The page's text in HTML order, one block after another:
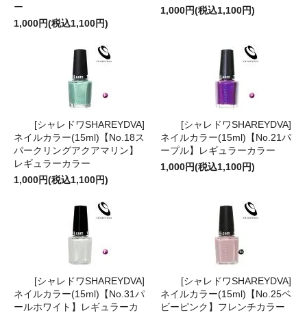
ー
1,000円(税込1,100円)
1,000円(税込1,100円)
[シャレドワSHAREYDVA]
ネイルカラー(15ml)【No.18ス
パークリングアクアマリン】
レギュラーカラー
1,000円(税込1,100円)
[シャレドワSHAREYDVA]
ネイルカラー(15ml)【No.21パ
ープル】レギュラーカラー
1,000円(税込1,100円)
[シャレドワSHAREYDVA]
ネイルカラー(15ml)【No.31パ
ールホワイト】レギュラーカ
[シャレドワSHAREYDVA]
ネイルカラー(15ml)【No.25ベ
ビーピンク】フレンチカラー